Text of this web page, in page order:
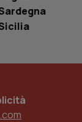
traccia
la gestione
dell’esperienza